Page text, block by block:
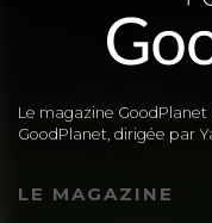
Le magazine
GoodPlanet, dirigée par
LE MAGAZINE